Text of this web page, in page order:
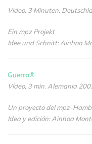
Video, 3 Minuten.
Ein mpz Projekt
Idee und Schnitt: Ainhoa
Guerra®
Vídeo, 3 min. Alemania
Un proyecto del mpz-
Idea y edición: Ainhoa